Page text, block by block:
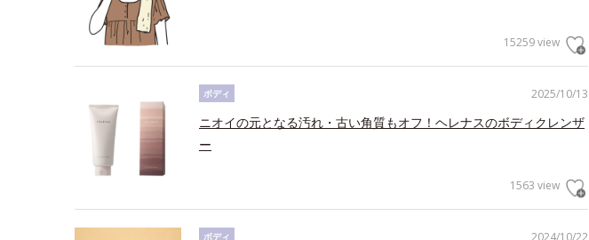
15259 view
2025/10/13
ボディ
ニオイの元となる汚れ・古い角質もオフ！ヘレナスのボディクレンザ
ー
1563 view
2024/10/22
ボディ